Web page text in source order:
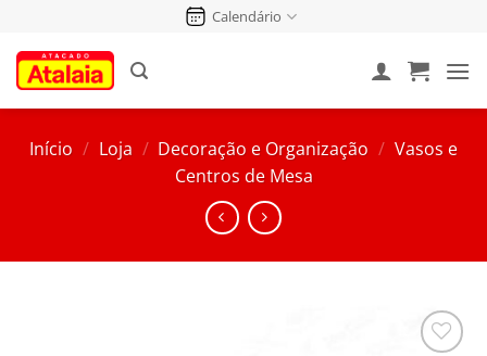
conteúdo
Calendário
Início / Loja / Decoração e Organização / Vasos e
Centros de Mesa